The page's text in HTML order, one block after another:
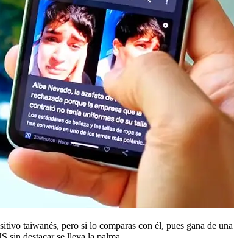
taiwanés, pero si lo comparas con él, pues gana de